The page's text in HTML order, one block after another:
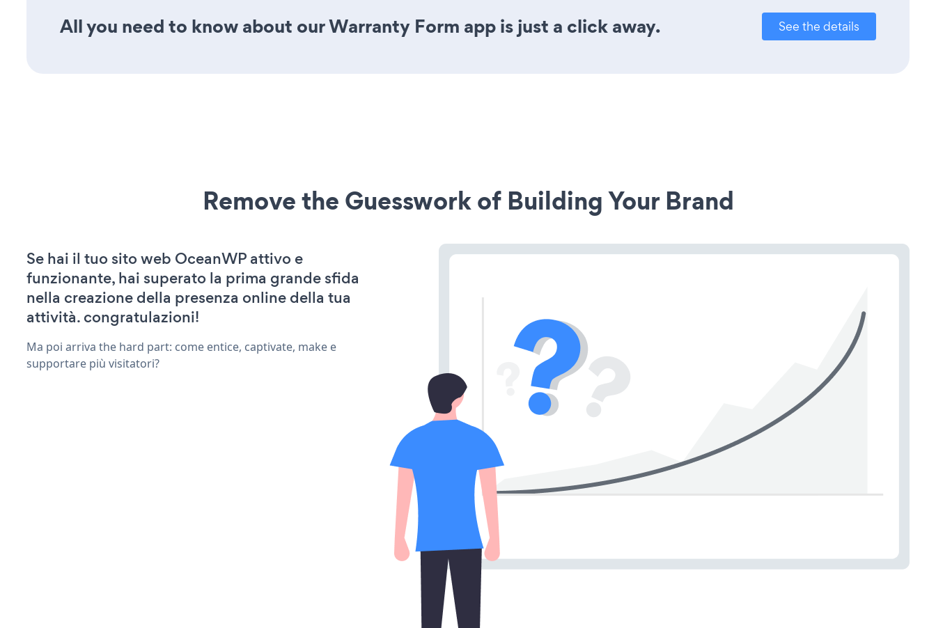
All you need to know about our Warranty Form app is just a click away. See the details
Remove the Guesswork of Building Your Brand
Se hai il tuo sito web OceanWP attivo e
funzionante, hai superato la prima grande sfida
nella creazione della presenza online della tua
attività. congratulazioni!
Ma poi arriva the hard part: come entice, captivate, make e
supportare più visitatori?